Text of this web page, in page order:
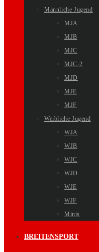
Männliche Jugend
MJA
MJB
MJC
MJC-2
MJD
MJE
MJF
Weibliche Jugend
WJA
WJB
WJC
WJD
WJE
WJF
Minis
BREITENSPORT